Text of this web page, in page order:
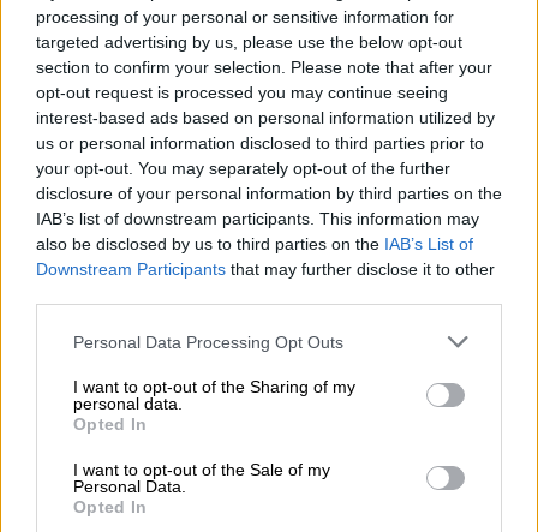
processing of your personal or sensitive information for
targeted advertising by us, please use the below opt-out
section to confirm your selection. Please note that after your
opt-out request is processed you may continue seeing
interest-based ads based on personal information utilized by
us or personal information disclosed to third parties prior to
your opt-out. You may separately opt-out of the further
disclosure of your personal information by third parties on the
IAB’s list of downstream participants. This information may
also be disclosed by us to third parties on the IAB’s List of
Downstream Participants that may further disclose it to other
Please note that this website/app uses one or more Google
not limited to your visit or usage behaviour. You may click to
grant or deny consent to Google and its third-party tags to
use your data for below specified purposes in below Google
consent section.
Personal Data Processing Opt Outs
I want to opt-out of the Sharing of my
personal data.
Opted In
I want to opt-out of the Sale of my
Personal Data.
Opted In
δεν περιγράφεται.Ήταν φρικτό».
Σύμφωνα με τοπικές πηγές, μεταξύ των
νεκρών είναι και οεπικεφαλής των ερευνών
της αστυνομίαςτηςΧαμάςστη βόρεια Γάζα,
Μοχάμαντ αλ-Κασίχ, μαζί με τη σύζυγο και τα
παιδιά του.
Άλλοι 19 νεκροί σε αεροπορική
επιδρομή - Ο IDF χτύπησε 200
στόχους σε 48 ώρες
Σε ξεχωριστό περιστατικό,
σκοτώθηκαν σε αεροπορική επιδρομήσε
σπίτι στην Τζαμπάλια, επίσης στη βόρεια
νοσοκομείου Αλ-Άχλι, Δρ. Φαντέλ ελ-Ναΐμ. Ο
ισραηλινός στρατός δεν έχει σχολιάσει